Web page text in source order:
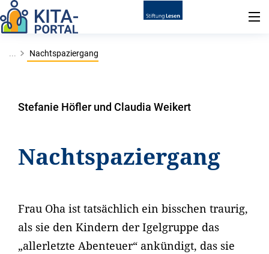
... Nachtspaziergang
Stefanie Höfler und Claudia Weikert
Nachtspaziergang
Frau Oha ist tatsächlich ein bisschen traurig,
als sie den Kindern der Igelgruppe das
„allerletzte Abenteuer“ ankündigt, das sie